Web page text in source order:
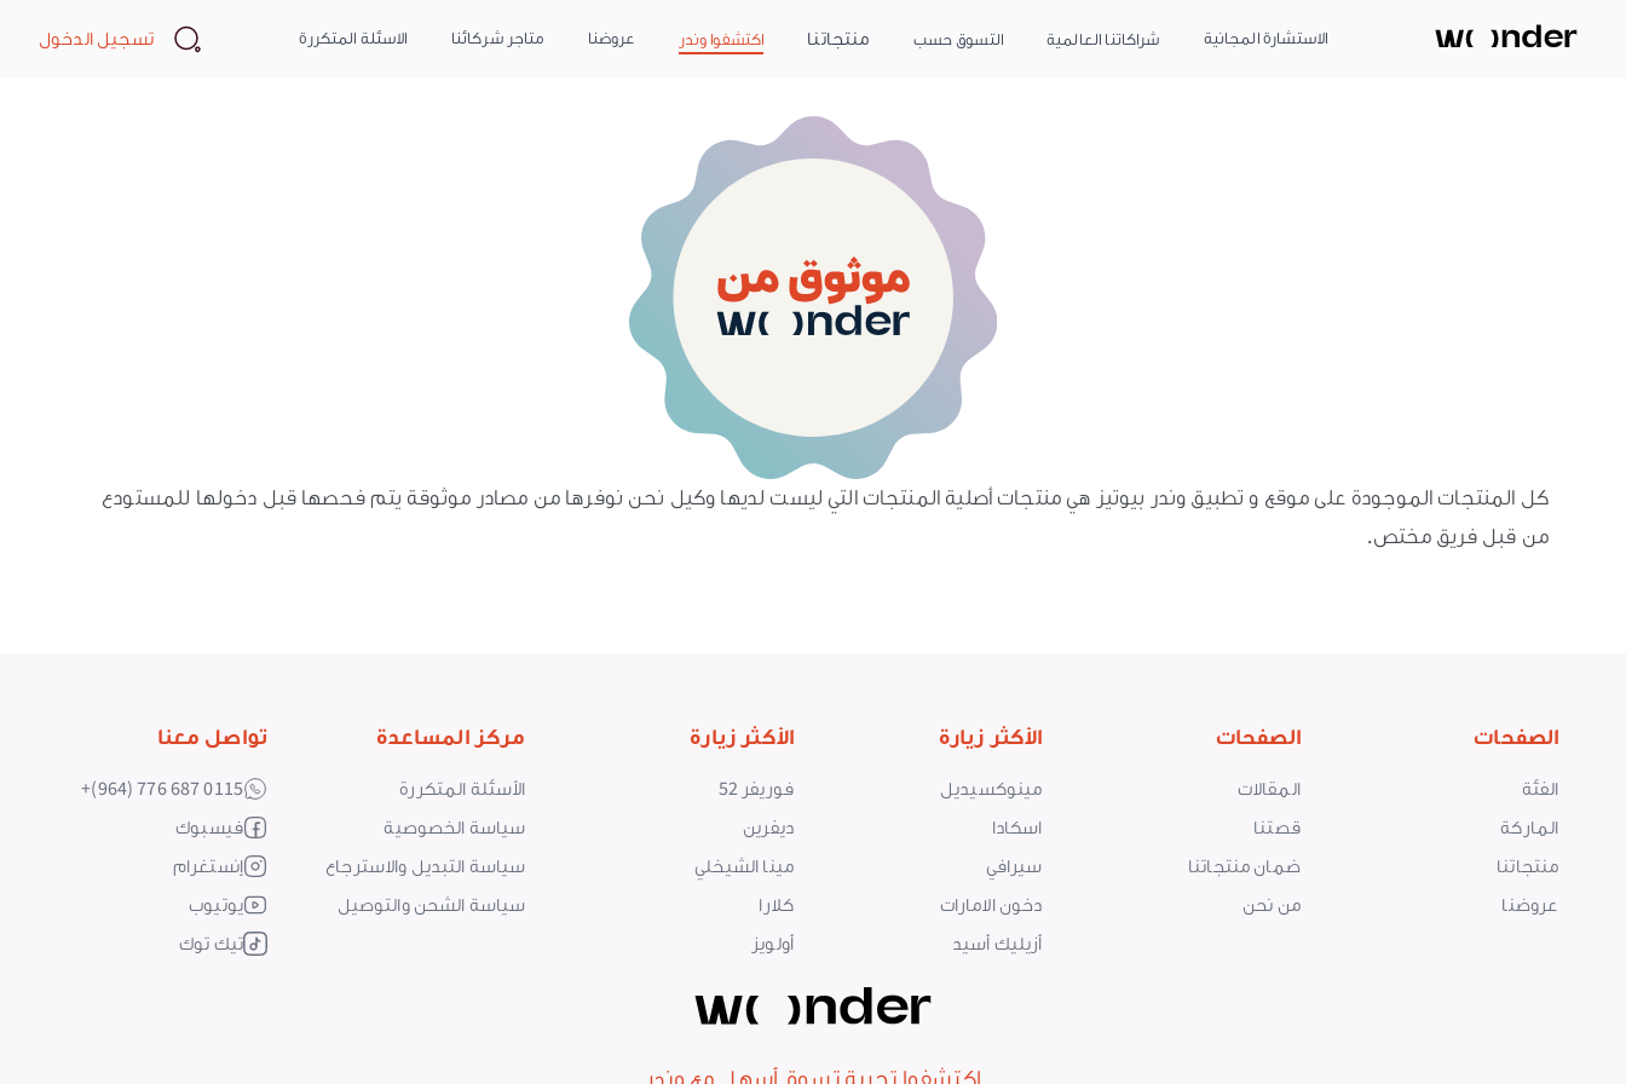
تسجيل الدخول Search الاسئلة المتكررة متاجر شركائنا عروضنا اكتشفوا وندر منتجاتنا التسوق حسب شراكاتنا العالمية الاستشارة المجانية
كل المنتجات الموجودة على موقع و تطبيق وندر بيوتيز هي منتجات أصلية المنتجات التي ليست لديها وكيل نحن نوفرها من مصادر موثوقة يتم فحصها قبل دخولها للمستودع
من قبل فريق مختص.
الصفحات
الفئة
الماركة
منتجاتنا
عروضنا
الصفحات
المقالات
قصتنا
ضمان منتجاتنا
من نحن
الأكثر زيارة
مينوكسيديل
اسكادا
سيرافي
دخون الامارات
أزيليك أسيد
الأكثر زيارة
فوريفر 52
ديفرين
مينا الشيخلي
كلارا
أولويز
مركز المساعدة
الأسئلة المتكررة
سياسة الخصوصية
سياسة التبديل والاسترجاع
سياسة الشحن والتوصيل
تواصل معنا
+(964) 776 687 0115
فيسبوك
إنستغرام
يوتيوب
تيك توك